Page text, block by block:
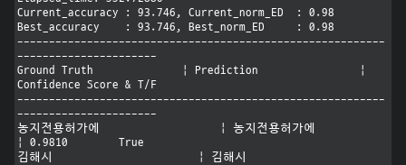
Current_accuracy : 93.746, Current_norm_ED  : 0.98
Best_accuracy    : 93.746, Best_norm_ED     : 0.98
----------------------------------------------------------
----------------------
Ground Truth              | Prediction                |
Confidence Score & T/F
----------------------------------------------------------
----------------------
농지전용허가에                   | 농지전용허가에
| 0.9810	True
김해시                       | 김해시